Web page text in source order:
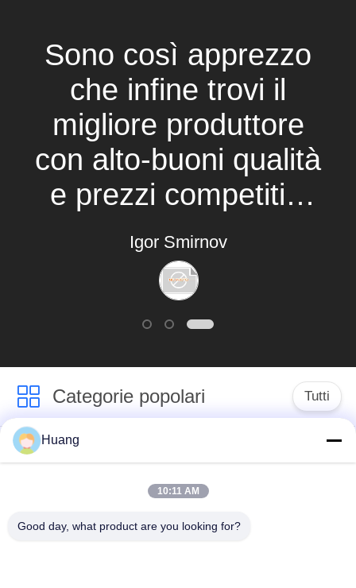
Sono così apprezzo
che infine trovi il
migliore produttore
con alto-buoni qualità
e prezzi competitivi
ed inoltre sostengo i
servizi su misura.
Igor Smirnov
Categorie popolari Tutti
Marine Turbocharger
Parts
ABB
Sovralimentazione
INCONTRATO la
Huang
10:11 AM
Good day, what product are you looking for?